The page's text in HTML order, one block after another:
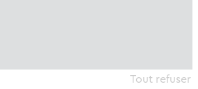
Tout refuser